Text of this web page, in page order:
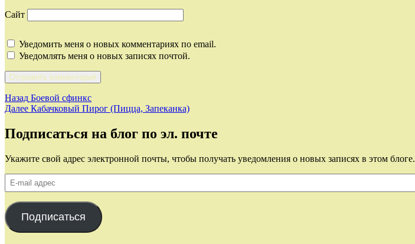
Сайт
Уведомить меня о новых комментариях по email.
Уведомлять меня о новых записях почтой.
Навигация
по
записям
Назад Предыдущая
запись:
Боевой сфинкс
Далее Следующая
Кабачковый Пирог (Пицца, Запеканка)
Подписаться на блог по эл. почте
Укажите свой адрес электронной почты, чтобы получать уведомления о новых записях в этом блоге.
E-
mail
адрес
Подписаться